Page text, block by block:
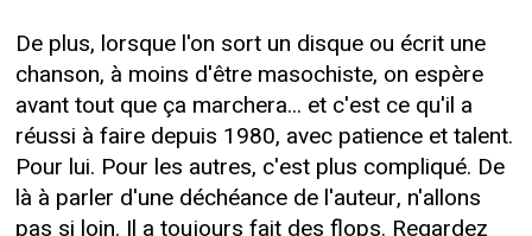
De plus, lorsque l'on sort un disque ou écrit une
chanson, à moins d'être masochiste, on espère
avant tout que ça marchera... et c'est ce qu'il a
réussi à faire depuis 1980, avec patience et talent.
Pour lui. Pour les autres, c'est plus compliqué. De
là à parler d'une déchéance de l'auteur, n'allons
pas si loin. Il a toujours fait des flops. Regardez